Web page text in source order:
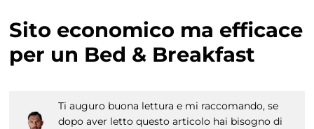
Sito economico ma efficace
per un Bed & Breakfast
Ti auguro buona lettura e mi raccomando, se
dopo aver letto questo articolo hai bisogno di